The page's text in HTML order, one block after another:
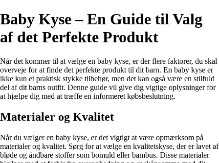
Baby Kyse – En Guide til Valg
af det Perfekte Produkt
Når det kommer til at vælge en baby kyse, er der flere faktorer, du skal
overveje for at finde det perfekte produkt til dit barn. En baby kyse er
ikke kun et praktisk stykke tilbehør, men det kan også være en stilfuld
del af dit barns outfit. Denne guide vil give dig vigtige oplysninger for
at hjælpe dig med at træffe en informeret købsbeslutning.
Materialer og Kvalitet
Når du vælger en baby kyse, er det vigtigt at være opmærksom på
materialer og kvalitet. Sørg for at vælge en kvalitetskyse, der er lavet af
bløde og åndbare stoffer som bomuld eller bambus. Disse materialer